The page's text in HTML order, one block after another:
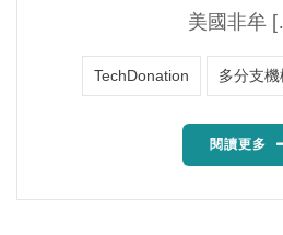
美國非牟
TechDonation 多分支
閱讀更多